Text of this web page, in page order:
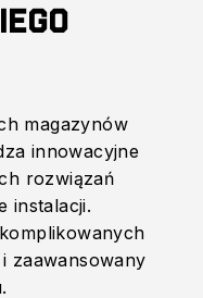
magazynów
innowacyjne
rozwiązań
instalacji.
zaawansowany